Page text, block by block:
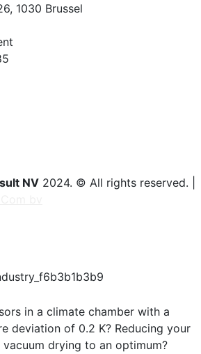
1030 Brussel
NV 2024. © All rights reserved. |
in a climate chamber with a
deviation of 0.2 K? Reducing your
drying to an optimum?